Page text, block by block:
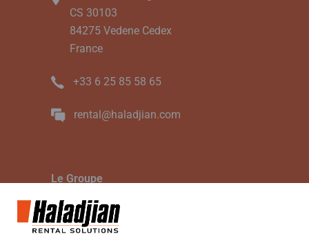
CS 30103
84275 Vedene Cedex
France
+33 6 25 85 58 65
rental@haladjian.com
Le Groupe
Le Groupe Haladjian
Haladjian Mining